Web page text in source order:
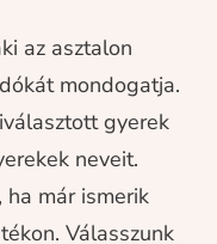
az asztalon
mondogatja.
gyerek
neveit.
már ismerik
Válasszunk